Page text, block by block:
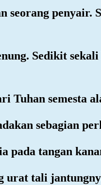
seorang penyair.
Sedikit
Tuhan semesta
sebagian
pada tangan
urat tali